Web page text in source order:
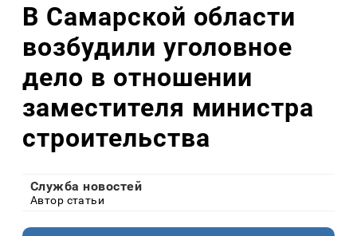
В Самарской области
возбудили уголовное
дело в отношении
заместителя министра
строительства
Служба новостей
Автор статьи